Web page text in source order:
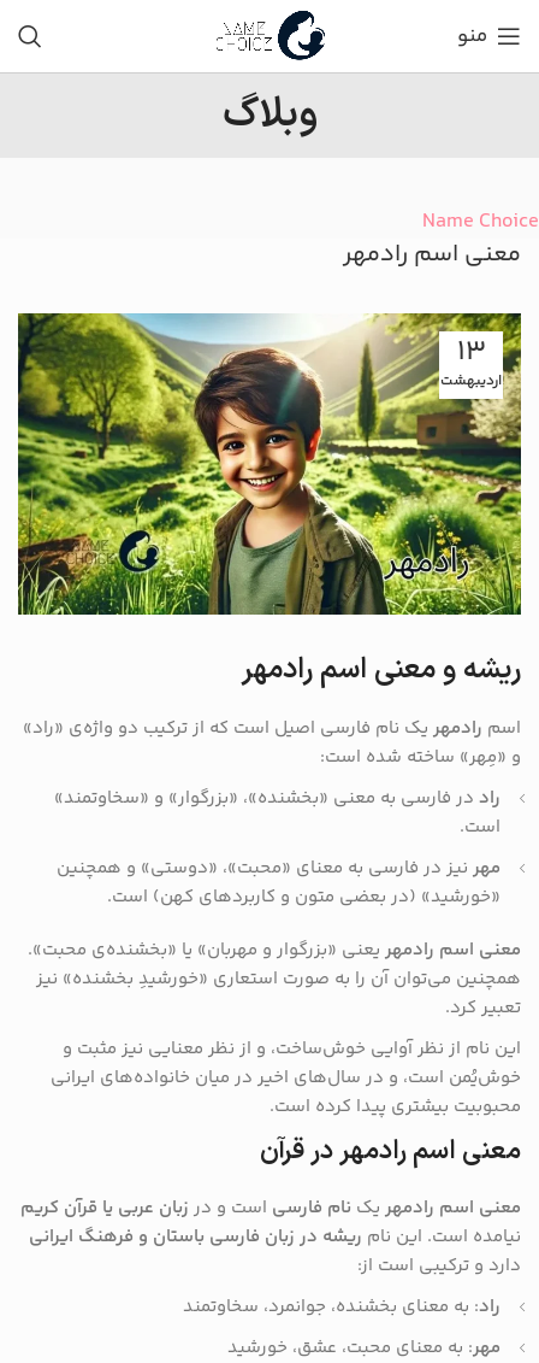
منو
وبلاگ
Name Choice
معنی اسم رادمهر
13
اردیبهشت
ریشه و معنی اسم رادمهر
اسم رادمهر یک نام فارسی اصیل است که از ترکیب دو واژه‌ی «راد»
و «مِهر» ساخته شده است:
راد در فارسی به معنی «بخشنده»، «بزرگوار» و «سخاوتمند»
است.
مهر نیز در فارسی به معنای «محبت»، «دوستی» و همچنین
«خورشید» (در بعضی متون و کاربردهای کهن) است.
معنی اسم رادمهر یعنی «بزرگوار و مهربان» یا «بخشنده‌ی محبت».
همچنین می‌توان آن را به صورت استعاری «خورشیدِ بخشنده» نیز
تعبیر کرد.
این نام از نظر آوایی خوش‌ساخت، و از نظر معنایی نیز مثبت و
خوش‌یُمن است، و در سال‌های اخیر در میان خانواده‌های ایرانی
محبوبیت بیشتری پیدا کرده است.
معنی اسم رادمهر در قرآن
معنی اسم رادمهر یک نام فارسی است و در زبان عربی یا قرآن کریم
نیامده است. این نام ریشه در زبان فارسی باستان و فرهنگ ایرانی
دارد و ترکیبی است از:
راد: به معنای بخشنده، جوانمرد، سخاوتمند
مهر: به معنای محبت، عشق، خورشید